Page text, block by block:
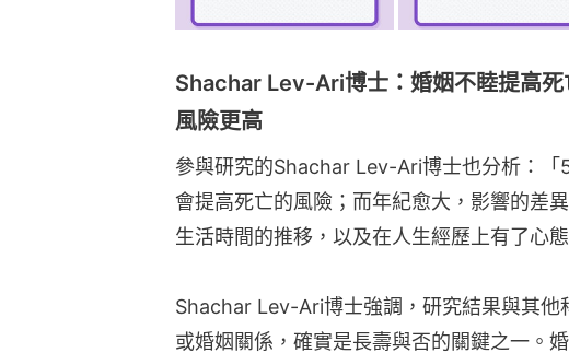
Shachar Lev-Ari博士：婚姻不睦提高
風險更高
參與研究的Shachar Lev-Ari博士也分析：
會提高死亡的風險；而年紀愈大，影響的差
生活時間的推移，以及在人生經歷上有了心態
Shachar Lev-Ari博士強調，研究結果與其他
或婚姻關係，確實是長壽與否的關鍵之一。